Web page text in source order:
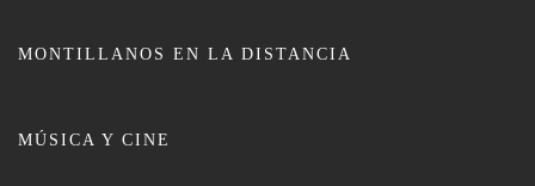
MONTILLANOS EN LA DISTANCIA
MÚSICA Y CINE
La Ruta del Vino Montilla-Moriles